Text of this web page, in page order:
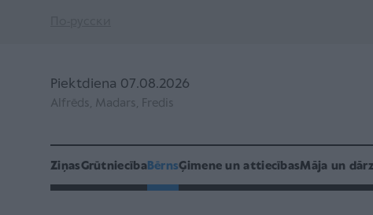
Piektdiena 07.08.2026
Alfrēds, Madars, Fredis
ZiņasGrūtniecībaBērnsĢimene un attiecībasMāja un